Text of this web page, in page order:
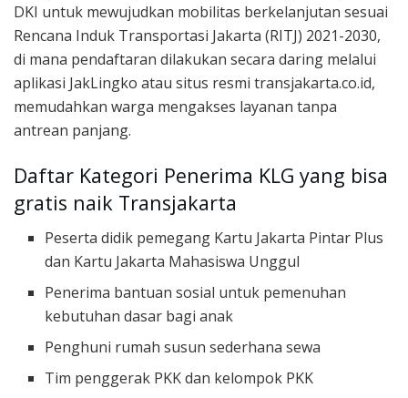
DKI untuk mewujudkan mobilitas berkelanjutan sesuai
Rencana Induk Transportasi Jakarta (RITJ) 2021-2030,
di mana pendaftaran dilakukan secara daring melalui
aplikasi JakLingko atau situs resmi transjakarta.co.id,
memudahkan warga mengakses layanan tanpa
antrean panjang.
Daftar Kategori Penerima KLG yang bisa
gratis naik Transjakarta
Peserta didik pemegang Kartu Jakarta Pintar Plus
dan Kartu Jakarta Mahasiswa Unggul
Penerima bantuan sosial untuk pemenuhan
kebutuhan dasar bagi anak
Penghuni rumah susun sederhana sewa
Tim penggerak PKK dan kelompok PKK